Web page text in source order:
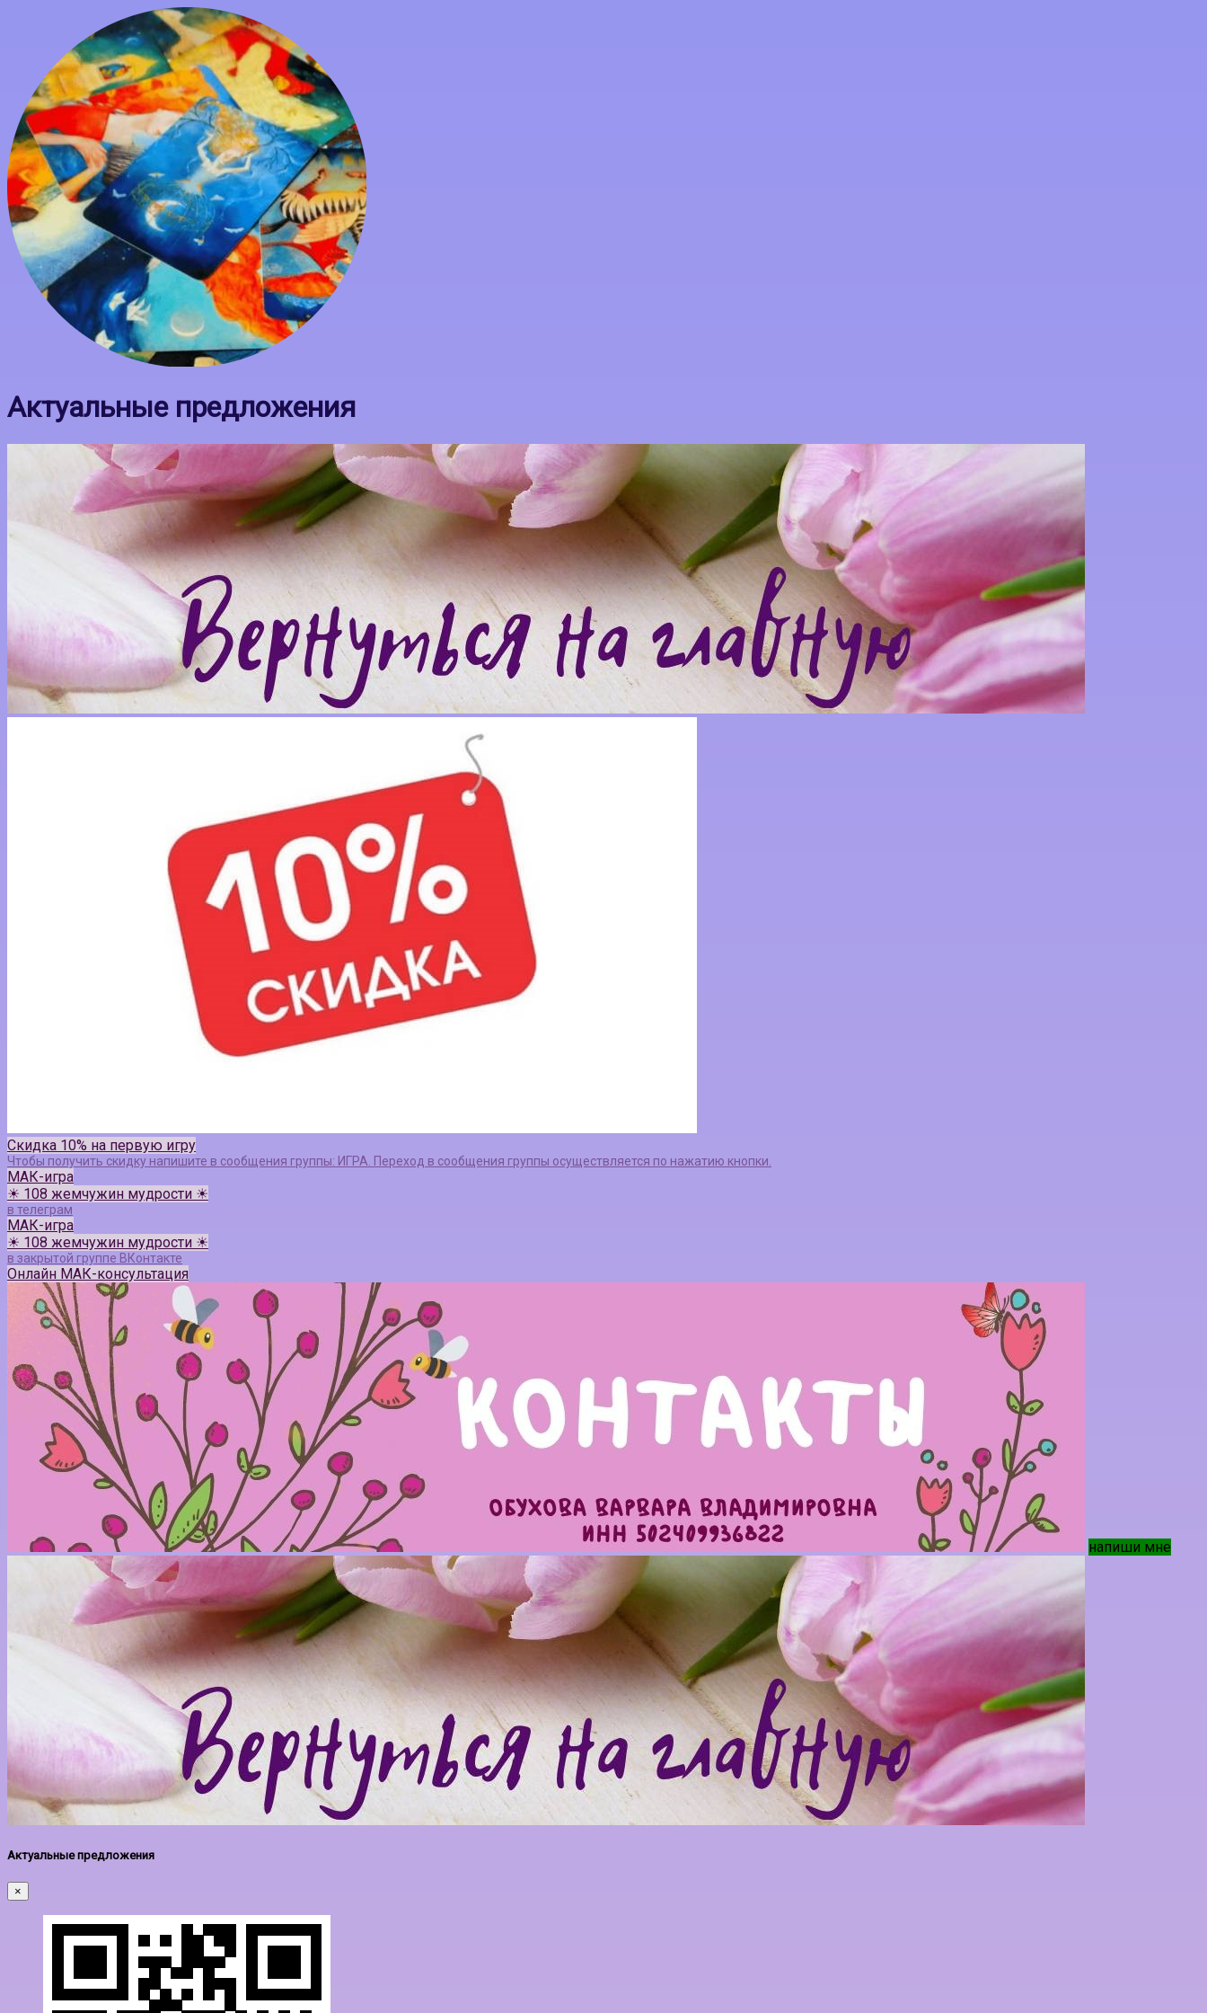
Актуальные предложения
Скидка 10% на первую игру
Чтобы получить скидку напишите в сообщения группы: ИГРА. Переход в сообщения группы осуществляется по нажатию кнопки.
МАК-игра
☀ 108 жемчужин мудрости ☀
в телеграм
МАК-игра
☀ 108 жемчужин мудрости ☀
в закрытой группе ВКонтакте
Онлайн МАК-консультация
напиши мне
Актуальные предложения
×